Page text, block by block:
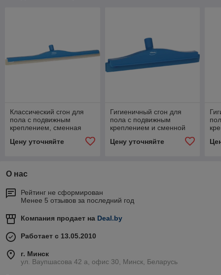
Классический сгон для
пола с подвижным
креплением, сменная
цвет
Цену уточняйте
Гигиеничный сгон для
пола с подвижным
креплением и сменной
кассетой, 405 мм, синий
цвет
Цену уточняйте
О нас
Рейтинг не сформирован
Менее 5 отзывов за последний год
Компания продает на Deal.by
Работает с 13.05.2010
г. Минск
ул. Ваупшасова 42 а, офис 30, Минск, Беларусь